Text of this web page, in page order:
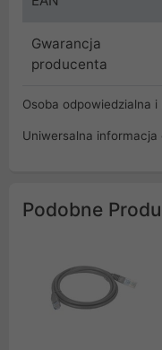
Gwarancja
producenta
Osoba odpowiedzialna
Uniwersalna
Podobne